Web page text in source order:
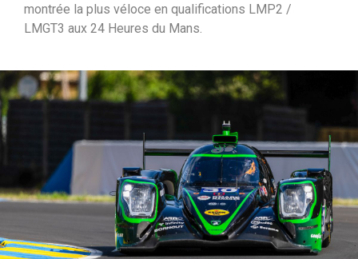
montrée la plus véloce en qualifications LMP2 /
LMGT3 aux 24 Heures du Mans.